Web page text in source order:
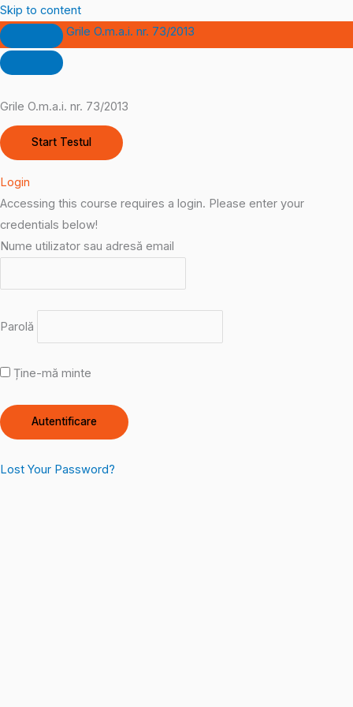
Skip to content
Grile O.m.a.i. nr. 73/2013
Grile O.m.a.i. nr. 73/2013
Login
Accessing this course requires a login. Please enter your
credentials below!
Nume utilizator sau adresă email
Parolă
Ține-mă minte
Lost Your Password?